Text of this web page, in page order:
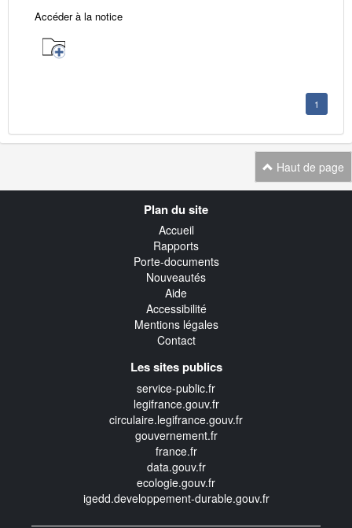
Accéder à la notice
1
Haut de page
Plan du site
Accueil
Rapports
Porte-documents
Nouveautés
Aide
Accessibilité
Mentions légales
Contact
Les sites publics
service-public.fr
legifrance.gouv.fr
circulaire.legifrance.gouv.fr
gouvernement.fr
france.fr
data.gouv.fr
ecologie.gouv.fr
igedd.developpement-durable.gouv.fr